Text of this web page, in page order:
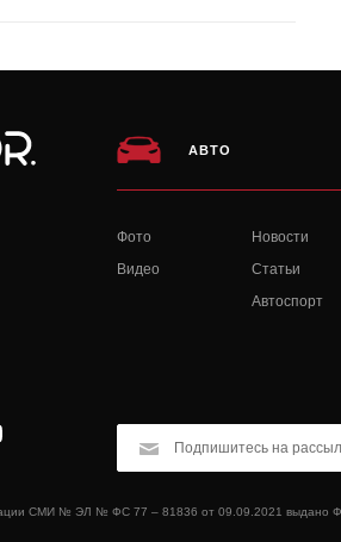
АВТО
Фото
Видео
Новости
Статьи
Автоспорт
СМИ № ЭЛ № ФС 77 – 81836 от 09.09.2021 выдано